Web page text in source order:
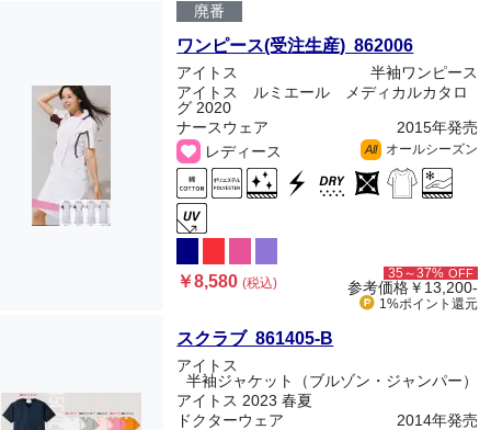
廃番
ワンピース(受注生産) 862006
アイトス
半袖ワンピース
アイトス ルミエール メディカルカタロ
グ 2020
ナースウェア
2015年発売
レディース
All オールシーズン
￥8,580(税込)
35～37% OFF
参考価格￥13,200-
1%ポイント 還元
スクラブ 861405-B
アイトス
半袖ジャケット（ブルゾン・ジャンパー）
アイトス 2023 春夏
ドクターウェア
2014年発売